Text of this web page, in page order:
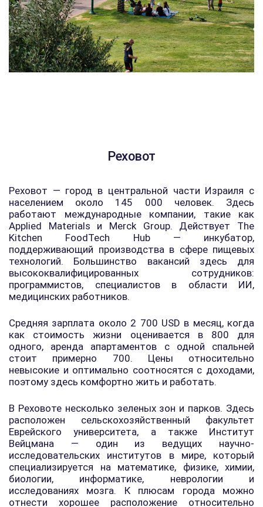
Реховот
Реховот — город в центральной части Израиля с
населением около 145 000 человек. Здесь
работают международные компании, такие как
Applied Materials и Merck Group. Действует The
Kitchen FoodTech Hub — инкубатор,
поддерживающий производства в сфере пищевых
технологий. Большинство вакансий здесь для
высококвалифицированных сотрудников:
программистов, специалистов в области ИИ,
медицинских работников.
Средняя зарплата около 2 700 USD в месяц, когда
как стоимость жизни оценивается в 800 для
одного, аренда апартаментов с одной спальней
стоит примерно 700. Цены относительно
невысокие и оптимально соотносятся с доходами,
поэтому здесь комфортно жить и работать.
В Реховоте несколько зеленых зон и парков. Здесь
расположен сельскохозяйственный факультет
Еврейского университета, а также Институт
Вейцмана — один из ведущих научно-
исследовательских институтов в мире, который
специализируется на математике, физике, химии,
биологии, информатике, неврологии и
исследованиях мозга. К плюсам города можно
отнести хорошее расположение относительно